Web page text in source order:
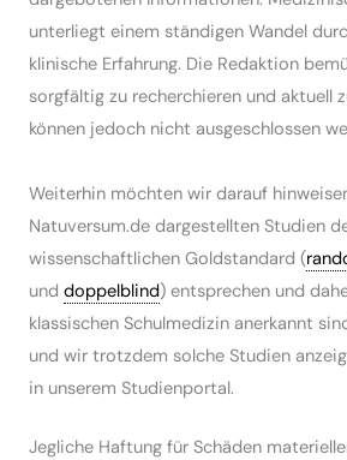
unterliegt einem ständigen Wandel
klinische Erfahrung. Die Redaktion
sorgfältig zu recherchieren und aktuell
können jedoch nicht ausgeschlossen
Weiterhin möchten wir darauf
Natuversum.de dargestellten Studien
wissenschaftlichen Goldstandard (
und doppelblind) entsprechen und
klassischen Schulmedizin anerkannt
und wir trotzdem solche Studien
in unserem Studienportal.
Jegliche Haftung für Schäden